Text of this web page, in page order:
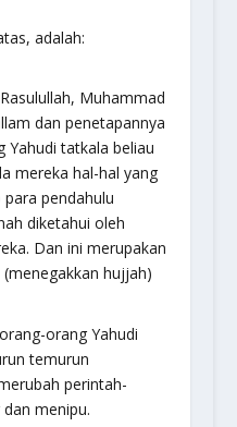
adalah:
Muhammad
dan penetapannya
Yahudi tatkala beliau
mereka hal-hal yang
pendahulu
diketahui oleh
Dan ini merupakan
hujjah)
orang Yahudi
temurun
perintah-
menipu.